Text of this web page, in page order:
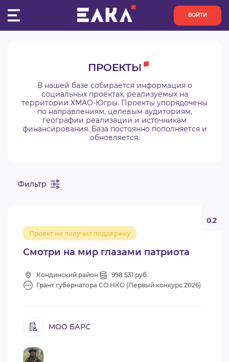
ВОЙТИ
КОНКУРСЫ
ОРГАНИЗАЦИИ
АКТИВИСТЫ
АНАЛИТИКА
ВИДЕОКУРСЫ
ВОЙТИ
ПРОЕКТЫ
В нашей базе собирается информация о
социальных проектах, реализуемых на
территории ХМАО-Югры. Проекты упорядочены
по направлениям, целевым аудиториям,
географии реализации и источникам
финансирования. База постоянно пополняется и
обновляется.
Фильтр
Смотри на мир глазами патриота
Проект не получил поддержку
0.2
Кондинский район
998 531 руб.
Грант губернатора СО НКО (Первый конкурс 2026)
МОО БАРС